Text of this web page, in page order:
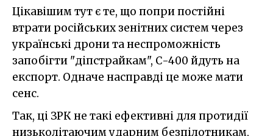
Цікавішим тут є те, що попри постійні
втрати російських зенітних систем через
українські дрони та неспроможність
запобігти "діпстрайкам", С-400 йдуть на
експорт. Одначе насправді це може мати
сенс.
Так, ці ЗРК не такі ефективні для протидії
низьколітаючим ударним безпілотникам,